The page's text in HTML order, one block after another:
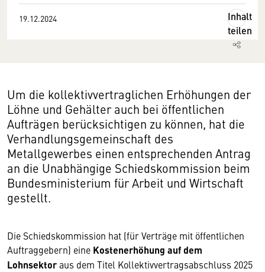
19.12.2024
Inhalt
teilen
Um die kollektivvertraglichen Erhöhungen der
Löhne und Gehälter auch bei öffentlichen
Aufträgen berücksichtigen zu können, hat die
Verhandlungsgemeinschaft des
Metallgewerbes einen entsprechenden Antrag
an die Unabhängige Schiedskommission beim
Bundesministerium für Arbeit und Wirtschaft
gestellt.
Die Schiedskommission hat (für Verträge mit öffentlichen
Auftraggebern) eine Kostenerhöhung auf dem
Lohnsektoraus dem Titel Kollektivvertragsabschluss 2025